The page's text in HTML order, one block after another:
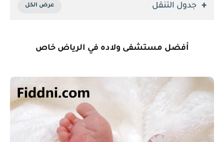
جدول التنقل
أفضل مستشفى ولاده في الرياض خاص